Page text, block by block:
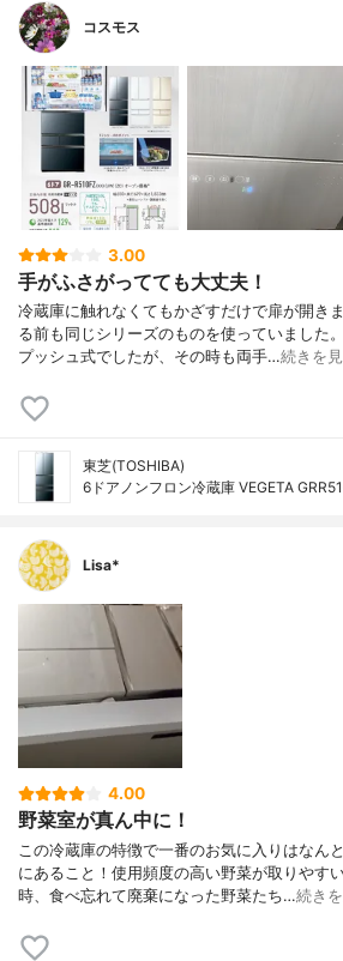
コスモス
3.00
手がふさがってても大丈夫！
冷蔵庫に触れなくてもかざすだけで扉が開き
る前も同じシリーズのものを使っていました
プッシュ式でしたが、その時も両手…続きを
東芝(TOSHIBA)
6ドアノンフロン冷蔵庫 VEGETA
Lisa*
4.00
野菜室が真ん中に！
この冷蔵庫の特徴で一番のお気に入りはなん
にあること！使用頻度の高い野菜が取りやす
時、食べ忘れて廃棄になった野菜たち…続き